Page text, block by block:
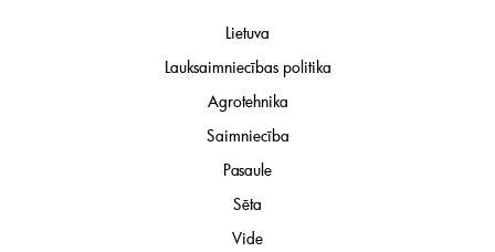
Lietuva
Lauksaimniecības politika
Agrotehnika
Saimniecība
Pasaule
Sēta
Vide